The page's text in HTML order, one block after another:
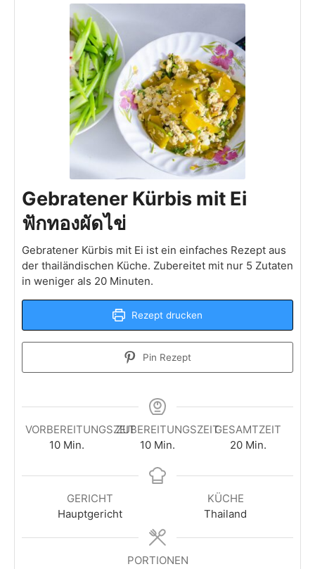
Gebratener Kürbis mit Ei
ฟักทองผัดไข่
Gebratener Kürbis mit Ei ist ein einfaches Rezept aus
der thailändischen Küche. Zubereitet mit nur 5 Zutaten
in weniger als 20 Minuten.
Rezept drucken
Pin Rezept
VORBEREITUNGSZEIT
10Minuten
Min.
ZUBEREITUNGSZEIT
10Minuten
Min.
GESAMTZEIT
20Minuten
Min.
GERICHT
Hauptgericht
KÜCHE
Thailand
PORTIONEN